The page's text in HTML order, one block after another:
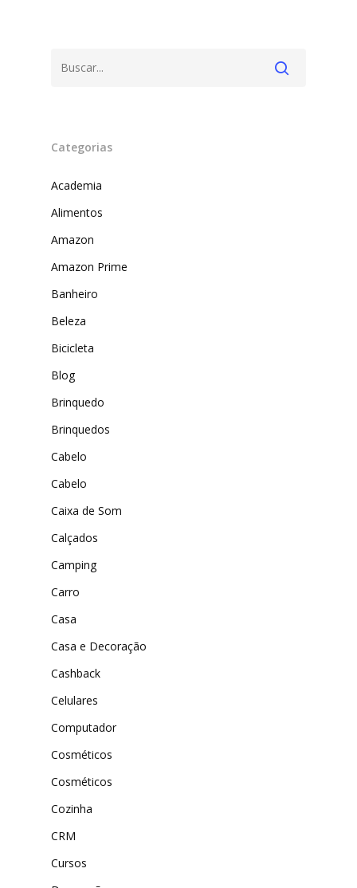
Categorias
Academia
Alimentos
Amazon
Amazon Prime
Banheiro
Beleza
Bicicleta
Blog
Brinquedo
Brinquedos
Cabelo
Cabelo
Caixa de Som
Calçados
Camping
Carro
Casa
Casa e Decoração
Cashback
Celulares
Computador
Cosméticos
Cosméticos
Cozinha
CRM
Cursos